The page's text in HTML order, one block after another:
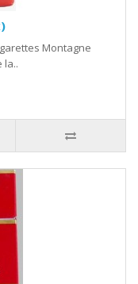
Montagne
la..